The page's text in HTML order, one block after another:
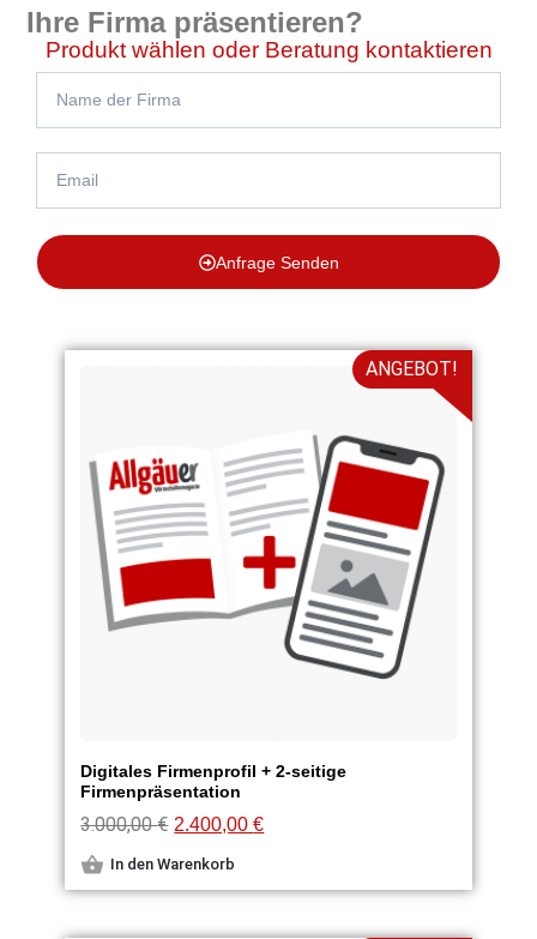
Ihre Firma präsentieren?
Produkt wählen oder Beratung kontaktieren
Anfrage Senden
ANGEBOT!
Digitales Firmenprofil + 2-seitige
Firmenpräsentation
3.000,00€ 2.400,00€
In den Warenkorb